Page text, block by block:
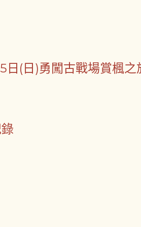
日(日)勇闖古戰場賞楓之